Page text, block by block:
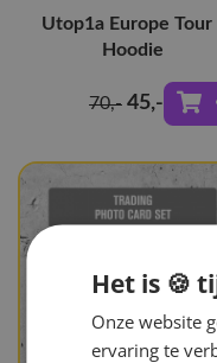
Utop1a Europe Tour
Hoodie
70,- 45,-
Het is 🍪
Onze website
ervaring te